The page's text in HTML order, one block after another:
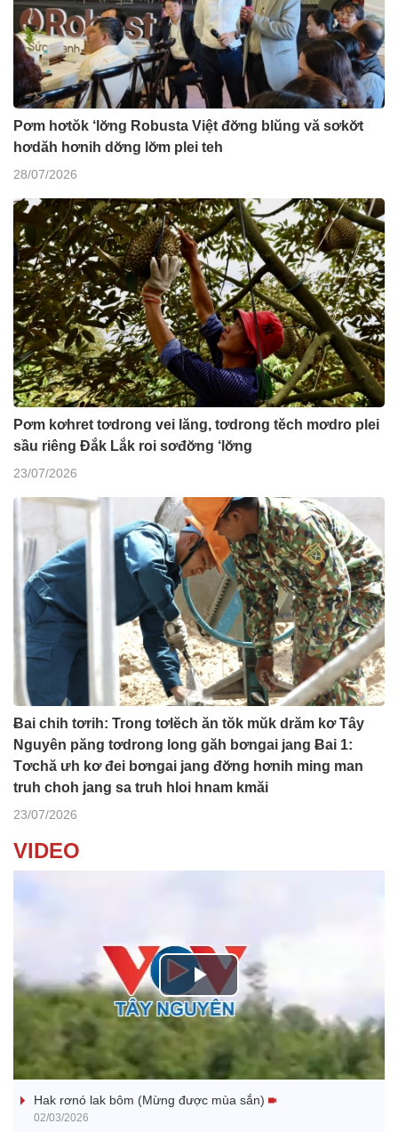
Pơm hơtŏk ‘lơ̆ng Robusta Việt đơ̆ng blŭng vă sơkơ̆t
hơdăh hơnih dơ̆ng lơ̆m plei teh
28/07/2026
Pơm kơhret tơdrong vei lăng, tơdrong tĕch mơdro plei
sầu riêng Đắk Lắk roi sơđơ̆ng ‘lơ̆ng
23/07/2026
Ƀai chih tơrih: Trong tơlĕch ăn tŏk mŭk drăm kơ Tây
Nguyên păng tơdrong long găh bơngai jang Ƀai 1:
Tơchă ưh kơ đei bơngai jang đơ̆ng hơnih ming man
truh choh jang sa truh hloi hnam kmăi
23/07/2026
VIDEO
P
a
Nhớ bạn
Hak rơnó lak bôm (Mừng được mùa sắn)
02/03/2026